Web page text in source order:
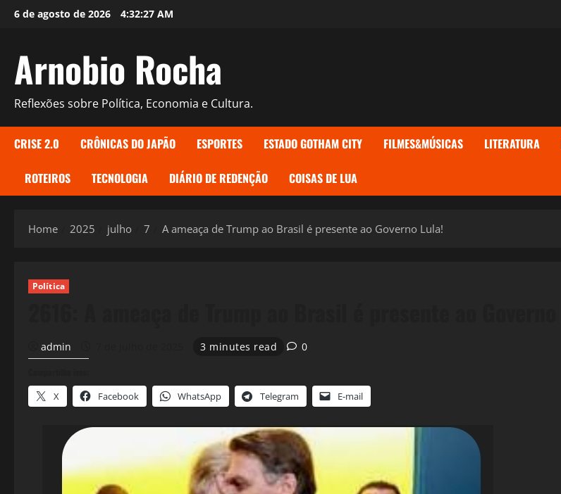
Skip6 de agosto de 2026 4:32:28 AM
Arnobio Rocha
Reflexões sobre Política, Economia e Cultura.
CRISE 2.0 CRÔNICAS DO JAPÃO ESPORTES ESTADO GOTHAM CITY FILMES&MÚSICAS LITERATURA
ROTEIROS TECNOLOGIA DIÁRIO DE REDENÇÃO COISAS DE LUA
Home 2025 julho 7 A ameaça de Trump ao Brasil é presente ao Governo Lula!
Política
admin 3 minutes read 0
X Facebook WhatsApp Telegram E-mail